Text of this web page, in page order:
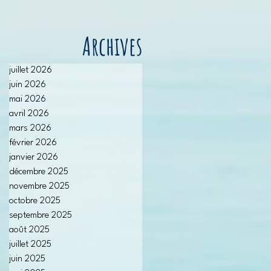
Archives
juillet 2026
juin 2026
mai 2026
avril 2026
mars 2026
février 2026
janvier 2026
décembre 2025
novembre 2025
octobre 2025
septembre 2025
août 2025
juillet 2025
juin 2025